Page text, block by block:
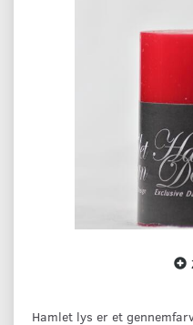
Hamlet lys er et